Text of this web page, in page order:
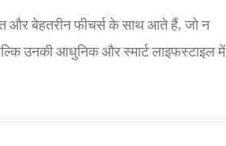
और बेहतरीन फीचर्स के साथ आते हैं, जो न
उनकी आधुनिक और स्मार्ट लाइफस्टाइल में